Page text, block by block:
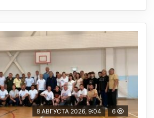
8 АВГУСТА 2026, 9:04 6